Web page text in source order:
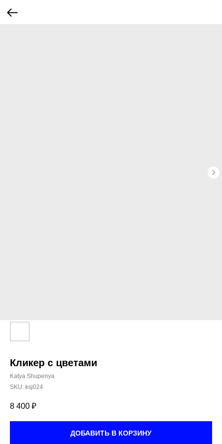
Кликер с цветами
Katya Shupenya
SKU: ksj024
8 400 ₽
ДОБАВИТЬ В КОРЗИНУ